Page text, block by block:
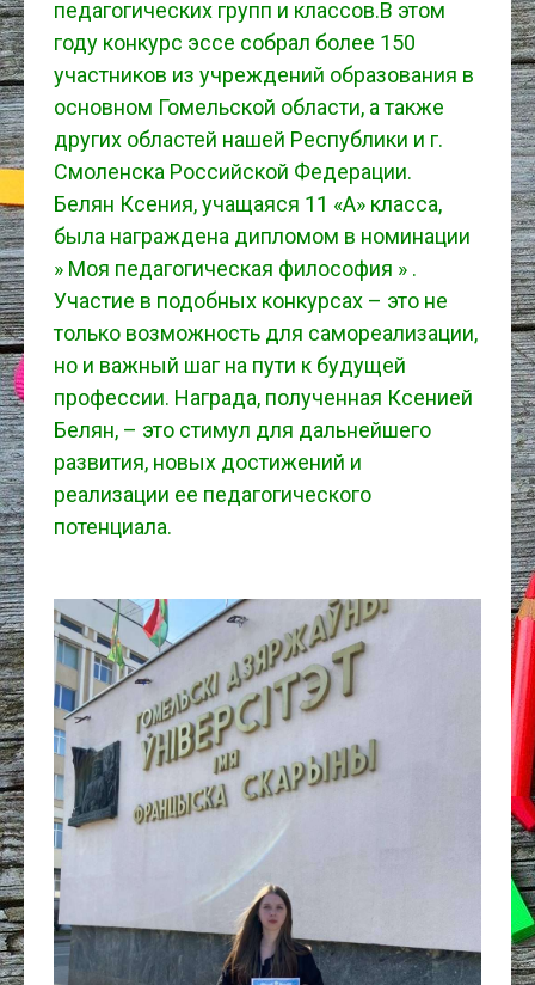
педагогических групп и классов.В этом
году конкурс эссе собрал более 150
участников из учреждений образования в
основном Гомельской области, а также
других областей нашей Республики и г.
Смоленска Российской Федерации.
Белян Ксения, учащаяся 11 «А» класса,
была награждена дипломом в номинации
» Моя педагогическая философия » .
Участие в подобных конкурсах – это не
только возможность для самореализации,
но и важный шаг на пути к будущей
профессии. Награда, полученная Ксенией
Белян, – это стимул для дальнейшего
развития, новых достижений и
реализации ее педагогического
потенциала.